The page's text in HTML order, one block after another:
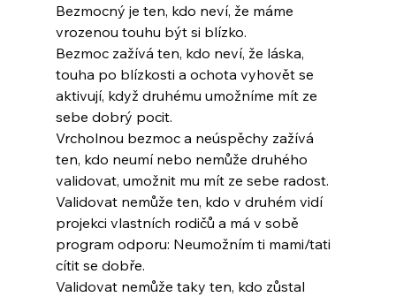
Bezmocný je ten, kdo neví, že máme
vrozenou touhu být si blízko.
Bezmoc zažívá ten, kdo neví, že láska,
touha po blízkosti a ochota vyhovět se
aktivují, když druhému umožníme mít ze
sebe dobrý pocit.
Vrcholnou bezmoc a neúspěchy zažívá
ten, kdo neumí nebo nemůže druhého
validovat, umožnit mu mít ze sebe radost.
Validovat nemůže ten, kdo v druhém vidí
projekci vlastních rodičů a má v sobě
program odporu: Neumožním ti mami/tati
cítit se dobře.
Validovat nemůže taky ten, kdo zůstal